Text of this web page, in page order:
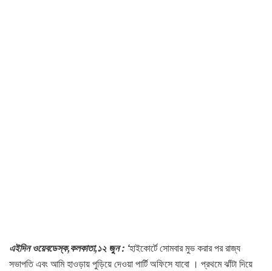
এইদিন ওয়েবডেস্ক,কলকাতা,১২ জুন : ‘হাইকোর্টে সোমবার মুভ করার পর রাজ্য
সভাপতি এবং আমি হাওড়ায় পুড়িয়ে দেওয়া পার্টি অফিসে যাবো । প্রথমে ঝাঁটা দিয়ে